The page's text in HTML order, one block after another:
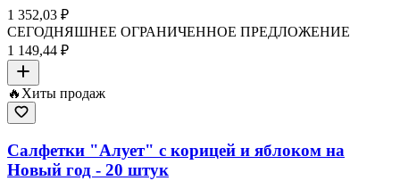
1 352,03 ₽
СЕГОДНЯШНЕЕ ОГРАНИЧЕННОЕ ПРЕДЛОЖЕНИЕ
1 149,44 ₽
🔥Хиты продаж
Салфетки "Алует" с корицей и яблоком на
Новый год - 20 штук